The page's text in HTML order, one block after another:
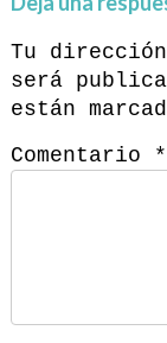
Tu
será
están
Comentario
*